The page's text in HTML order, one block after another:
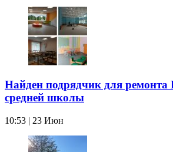
Найден подрядчик для ремонта
средней школы
10:53 | 23 Июн